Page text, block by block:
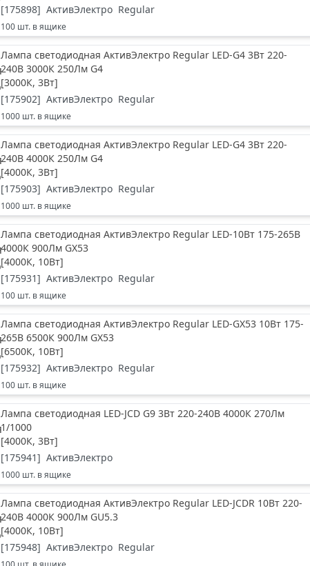
[175898] АктивЭлектро Regular
100 шт. в ящике
Лампа светодиодная АктивЭлектро Regular LED-G4 3Вт 220-
240В 3000К 250Лм G4
[3000К, 3Вт]
[175902] АктивЭлектро Regular
1000 шт. в ящике
Лампа светодиодная АктивЭлектро Regular LED-G4 3Вт 220-
240В 4000К 250Лм G4
[4000К, 3Вт]
[175903] АктивЭлектро Regular
1000 шт. в ящике
Лампа светодиодная АктивЭлектро Regular LED-10Вт 175-265В
4000К 900Лм GX53
[4000К, 10Вт]
[175931] АктивЭлектро Regular
100 шт. в ящике
Лампа светодиодная АктивЭлектро Regular LED-GX53 10Вт 175-
265В 6500К 900Лм GX53
[6500К, 10Вт]
[175932] АктивЭлектро Regular
100 шт. в ящике
Лампа светодиодная LED-JCD G9 3Вт 220-240В 4000К 270Лм
1/1000
[4000К, 3Вт]
[175941] АктивЭлектро
1000 шт. в ящике
Лампа светодиодная АктивЭлектро Regular LED-JCDR 10Вт 220-
240В 4000К 900Лм GU5.3
[4000К, 10Вт]
[175948] АктивЭлектро Regular